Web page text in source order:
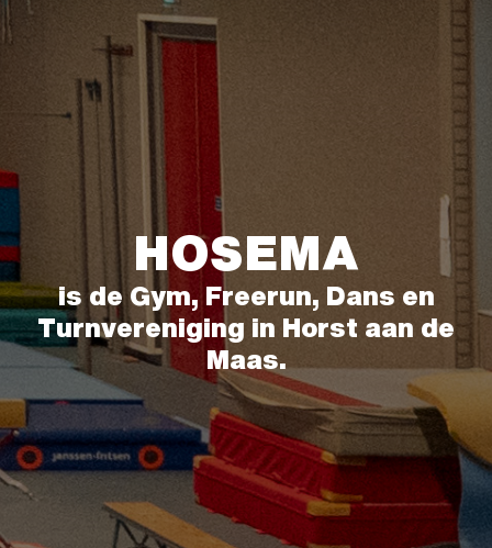
HOSEMA
is de Gym, Freerun, Dans en
Turnvereniging in Horst aan de
Maas.